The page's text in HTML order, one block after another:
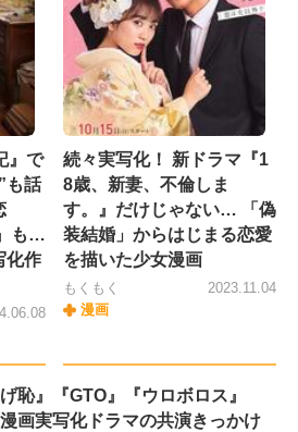
』で
も話
も…
化作
続々実写化！ 新ドラマ『1
8歳、新妻、不倫しま
す。』だけじゃない… 「偽
装結婚」からはじまる恋愛
を描いた少女漫画
もくもく
漫画
2023.11.04
げ恥』『GTO』『ウロボロス』
画実写化ドラマの共演きっかけ